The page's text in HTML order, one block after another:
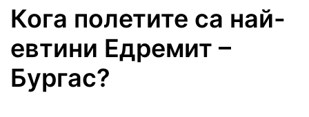
Кога полетите са най-
евтини Едремит –
Бургас?